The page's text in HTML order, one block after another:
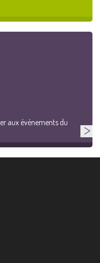
aux événements du